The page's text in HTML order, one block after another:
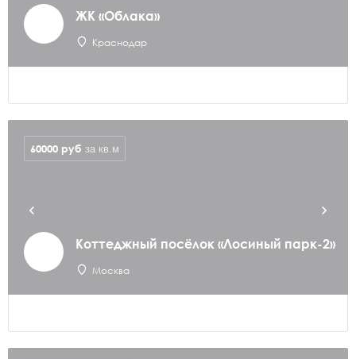
ЖК «Облака»
Краснодар
Коттеджный посёлок «Лосиный парк-2»
Москва
60000 руб за кв.м